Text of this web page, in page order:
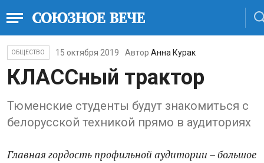
ОБЩЕСТВО 15 октября 2019 Автор Анна Курак
КЛАССный трактор
Тюменские студенты будут знакомиться с
белорусской техникой прямо в аудиториях
Главная гордость профильной аудитории – большое